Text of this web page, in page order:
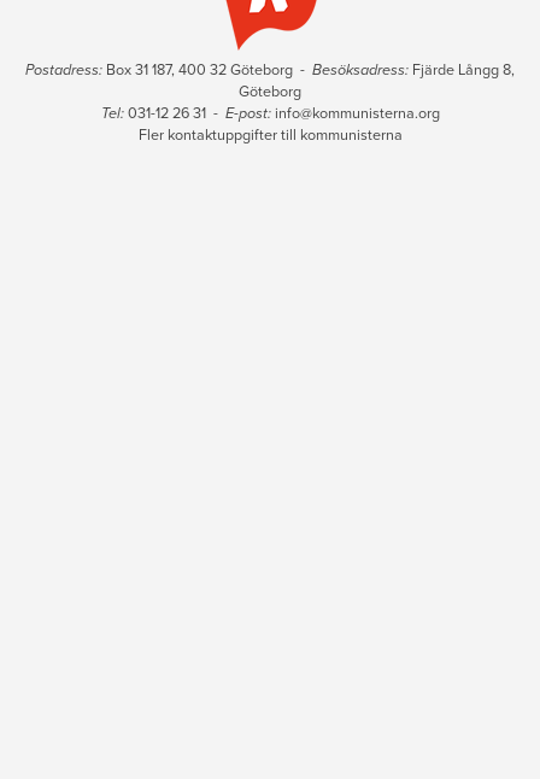
Postadress: Box 31 187, 400 32 Göteborg - Besöksadress: Fjärde Långg 8,
Göteborg
Tel:031-12 26 31 - E-post: info@kommunisterna.org
Fler kontaktuppgifter till kommunisterna